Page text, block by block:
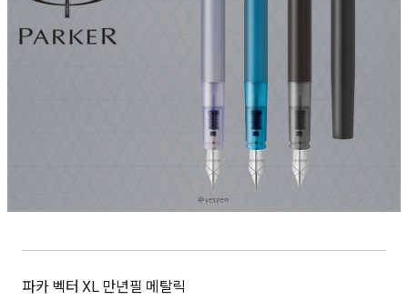
파카 벡터 XL 만년필 메탈릭